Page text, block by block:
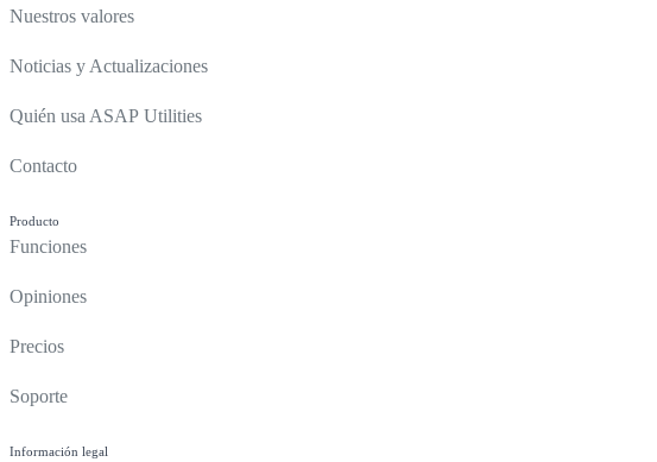
Nuestros valores
Noticias y Actualizaciones
Quién usa ASAP Utilities
Contacto
Producto
Funciones
Opiniones
Precios
Soporte
Información legal